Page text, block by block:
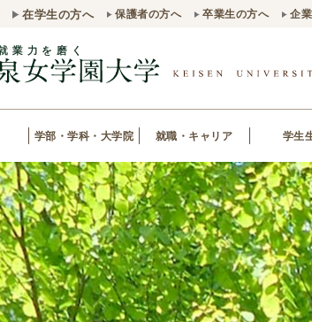
在学生の方へ 保護者の方へ 卒業生の方へ 企
学部・学科・大学院 就職・キャリア 学生